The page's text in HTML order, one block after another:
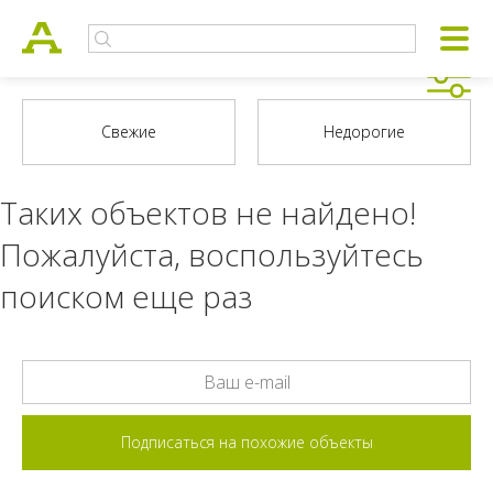
Таких объектов не найдено!
Пожалуйста, воспользуйтесь
поиском еще раз